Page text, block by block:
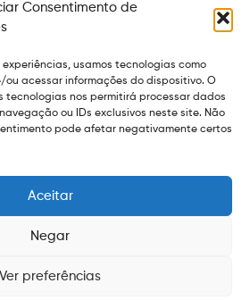
Consentimento de
experiências, usamos tecnologias como
ou acessar informações do dispositivo. O
tecnologias nos permitirá processar dados
ou IDs exclusivos neste site. Não
pode afetar negativamente certos
Aceitar
Negar
Ver preferências
Grupo EPR - Todos Os Direitos